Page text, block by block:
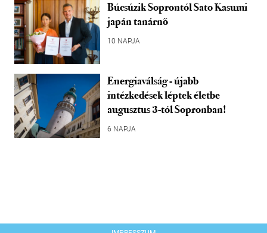
Búcsúzik Soprontól Sato Kasumi
japán tanárnő
10 NAPJA
Energiaválság - újabb
intézkedések léptek életbe
augusztus 3-tól Sopronban!
6 NAPJA